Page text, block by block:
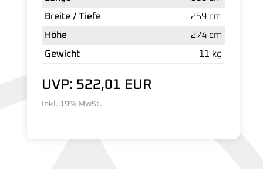
Breite / Tiefe
259 cm
Höhe
274 cm
Gewicht
11 kg
UVP: 522,01 EUR
Inkl. 19% MwSt.